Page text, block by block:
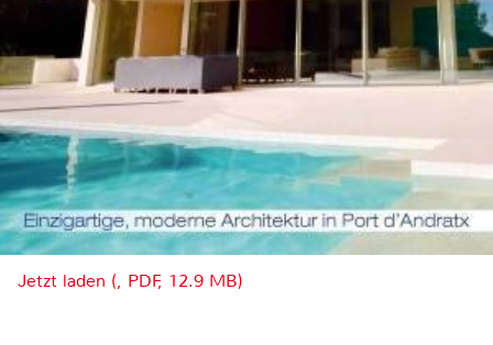
Jetzt laden (, PDF, 12.9 MB)